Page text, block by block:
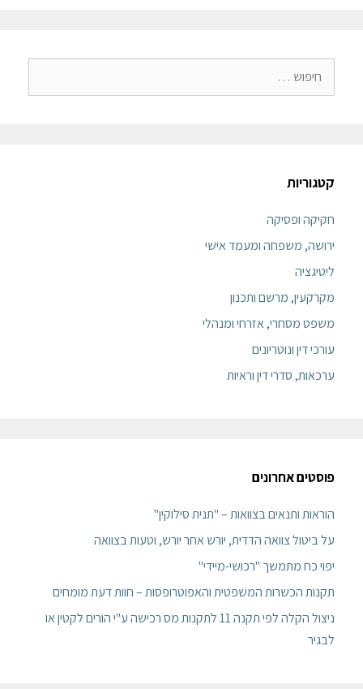
קטגוריות
חקיקה ופסיקה
ירושה, משפחה ומעמד אישי
ליטיגציה
מקרקעין, מרשם ותכנון
משפט מסחרי, אזרחי ומנהלי
עורכי דין ונוטריונים
ערכאות, סדרי דין וראיות
פוסטים אחרונים
הוראות ותנאים בצוואות – "תנית סילוקין"
על ביטול צוואה הדדית, יורש אחר יורש, וטעות בצוואה
יפוי כח מתמשך "רכושי-מיידי"
תקנות הכשרות המשפטית והאפוטרופסות – חוות דעת מומחים
ניצול הקלה לפי תקנה 11 לתקנות מס רכישה ע"י הורים לקטין או
לבגיר